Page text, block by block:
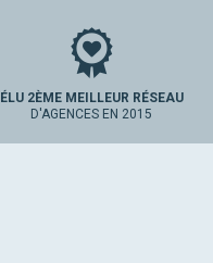
ÉLU 2ÈME MEILLEUR RÉSEAU
D'AGENCES EN 2015